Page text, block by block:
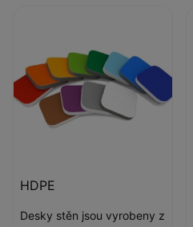
HDPE
Desky stěn jsou vyrobeny z